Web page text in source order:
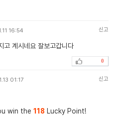
16:54 신고
고 계시네요 잘보고갑니다
0
01:17 신고
win the 118 Lucky Point!